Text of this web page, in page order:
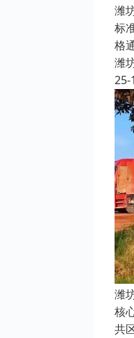
潍
标
格
潍
25-
潍
核
共